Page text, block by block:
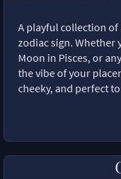
A playful collection of
zodiac sign. Whether
Moon in Pisces, or
the vibe of your
cheeky, and perfect